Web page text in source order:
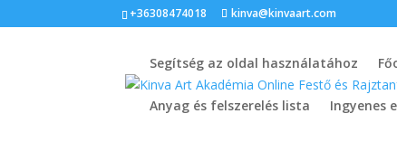
+36308474018 kinva@kinvaart.com
Segítség az oldal használatához
Anyag és felszerelés lista Ingyenes